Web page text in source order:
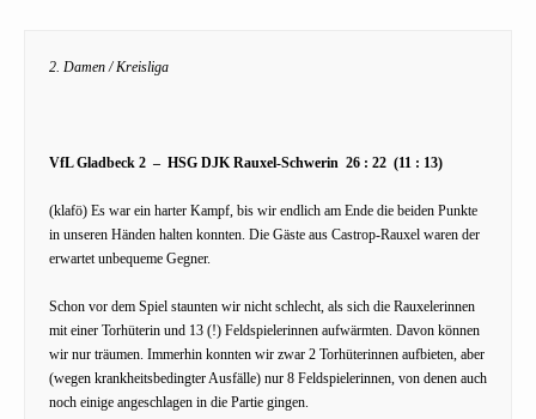
2. Damen / Kreisliga
VfL Gladbeck 2 – HSG DJK Rauxel-Schwerin 26 : 22 (11 : 13)
(klafö) Es war ein harter Kampf, bis wir endlich am Ende die beiden Punkte
in unseren Händen halten konnten. Die Gäste aus Castrop-Rauxel waren der
erwartet unbequeme Gegner.
Schon vor dem Spiel staunten wir nicht schlecht, als sich die Rauxelerinnen
mit einer Torhüterin und 13 (!) Feldspielerinnen aufwärmten. Davon können
wir nur träumen. Immerhin konnten wir zwar 2 Torhüterinnen aufbieten, aber
(wegen krankheitsbedingter Ausfälle) nur 8 Feldspielerinnen, von denen auch
noch einige angeschlagen in die Partie gingen.